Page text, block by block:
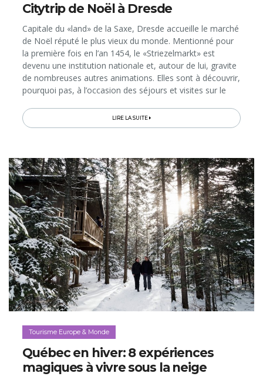
Citytrip de Noël à Dresde
Capitale du «land» de la Saxe, Dresde accueille le marché
de Noël réputé le plus vieux du monde. Mentionné pour
la première fois en l’an 1454, le «Striezelmarkt» est
devenu une institution nationale et, autour de lui, gravite
de nombreuses autres animations. Elles sont à découvrir,
pourquoi pas, à l’occasion des séjours et visites sur le
LIRE LA SUITE
Tourisme Europe & Monde
Québec en hiver: 8 expériences
magiques à vivre sous la neige